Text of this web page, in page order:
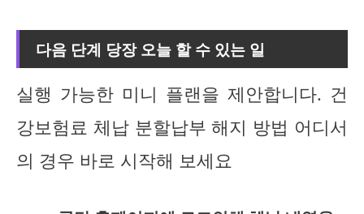
다음 단계 당장 오늘 할 수 있는 일
실행 가능한 미니 플랜을 제안합니다. 건
강보험료 체납 분할납부 해지 방법 어디서
의 경우 바로 시작해 보세요